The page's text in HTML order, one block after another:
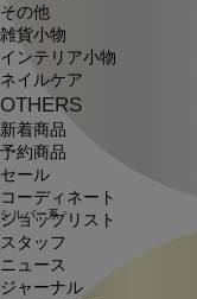
その他
雑貨小物
インテリア小物
ネイルケア
OTHERS
新着商品
予約商品
セール
コーディネート
ショップリスト
スタッフ
ニュース
ジャーナル
シルバー系